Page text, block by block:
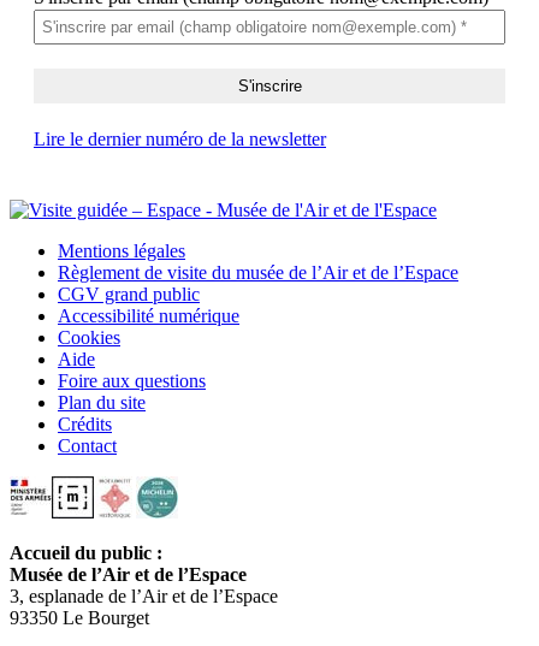
Lire le dernier numéro de la newsletter
Mentions légales
Règlement de visite du musée de l’Air et de l’Espace
CGV grand public
Accessibilité numérique
Cookies
Aide
Foire aux questions
Plan du site
Crédits
Contact
Accueil du public :
Musée de l’Air et de l’Espace
3, esplanade de l’Air et de l’Espace
93350 Le Bourget